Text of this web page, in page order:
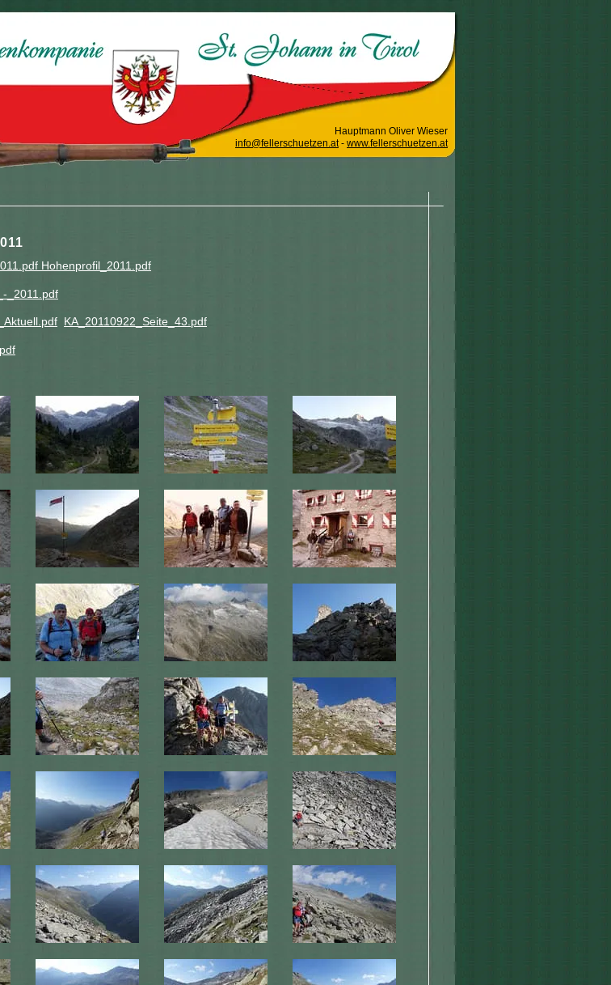
Hauptmann Oliver Wieser
info@fellerschuetzen.at- www.fellerschuetzen.at
Hohenprofil_2011.pdf
_2011.pdf
KA_20110922_Seite_43.pdf